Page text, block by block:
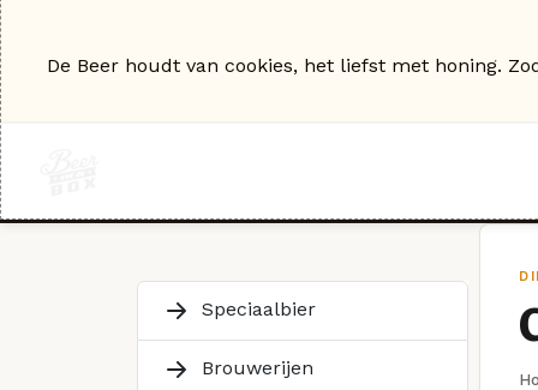
Speciaalbier
Brouwerijen
De Beer houdt van cookies, het liefst met honing.